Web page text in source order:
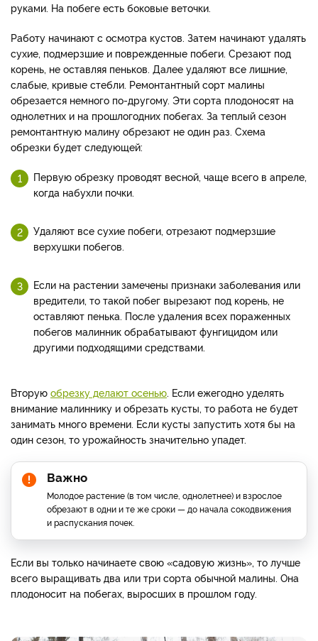
руками. На побеге есть боковые веточки.
Работу начинают с осмотра кустов. Затем начинают удалять
сухие, подмерзшие и поврежденные побеги. Срезают под
корень, не оставляя пеньков. Далее удаляют все лишние,
слабые, кривые стебли. Ремонтантный сорт малины
обрезается немного по-другому. Эти сорта плодоносят на
однолетних и на прошлогодних побегах. За теплый сезон
ремонтантную малину обрезают не один раз. Схема
обрезки будет следующей:
Первую обрезку проводят весной, чаще всего в апреле,
когда набухли почки.
Удаляют все сухие побеги, отрезают подмерзшие
верхушки побегов.
Если на растении замечены признаки заболевания или
вредители, то такой побег вырезают под корень, не
оставляют пенька. После удаления всех пораженных
побегов малинник обрабатывают фунгицидом или
другими подходящими средствами.
Вторую обрезку делают осенью. Если ежегодно уделять
внимание малиннику и обрезать кусты, то работа не будет
занимать много времени. Если кусты запустить хотя бы на
один сезон, то урожайность значительно упадет.
Важно
Молодое растение (в том числе, однолетнее) и взрослое
обрезают в одни и те же сроки — до начала сокодвижения
и распускания почек.
Если вы только начинаете свою «садовую жизнь», то лучше
всего выращивать два или три сорта обычной малины. Она
плодоносит на побегах, выросших в прошлом году.